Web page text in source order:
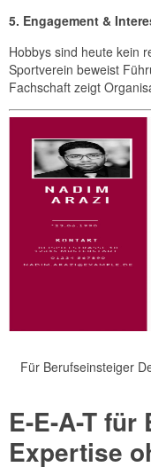
5. Engagement &
Hobbys sind heute kein
Sportverein beweist
Fachschaft zeigt
Für Berufseinsteiger
E-E-A-T für
Expertise